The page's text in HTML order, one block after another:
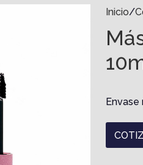
Inicio
Envase